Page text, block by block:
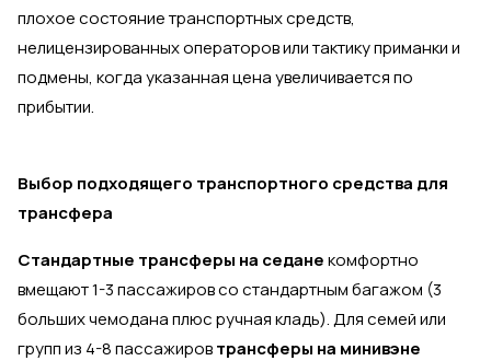
плохое состояние транспортных средств,
нелицензированных операторов или тактику приманки и
подмены, когда указанная цена увеличивается по
прибытии.
Выбор подходящего транспортного средства для
трансфера
Стандартные трансферы на седанекомфортно
вмещают 1-3 пассажиров со стандартным багажом (3
больших чемодана плюс ручная кладь). Для семей или
групп из 4-8 пассажировтрансферы на минивэне